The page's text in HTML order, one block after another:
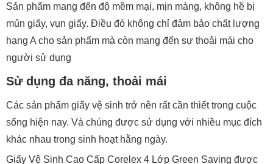
Sản phẩm mang đến độ mềm mại, mịn màng, không hề bị
mủn giấy, vụn giấy. Điều đó không chỉ đảm bảo chất lượng
hạng A cho sản phẩm mà còn mang đến sự thoải mái cho
người sử dụng
Sử dụng đa năng, thoải mái
Các sản phẩm giấy vệ sinh trở nên rất cần thiết trong cuộc
sống hiện nay. Và chúng được sử dụng với nhiều mục đích
khác nhau trong sinh hoạt hằng ngày.
Giấy Vệ Sinh Cao Cấp Corelex 4 Lớp Green Saving được